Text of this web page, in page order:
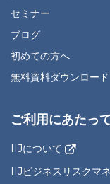
セミナー
ブログ
初めての方へ
無料資料ダウンロード
ご利用にあたっ
IIJについて
IIJビジネスリスクマ